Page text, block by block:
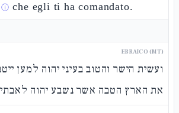
ⓘ che egli ti ha comandato.
EBRAICO (MT)
ועשית הישר והטוב בעיני יהוה למען
את הארץ הטבה אשר נשבע יהוה